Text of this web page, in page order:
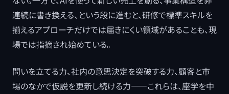
連続に書き換える、という段に進むと、研修で標準スキルを
揃えるアプローチだけでは届きにくい領域があることも、現
場では指摘され始めている。
問いを立てる力、社内の意思決定を突破する力、顧客と市
場のなかで仮説を更新し続ける力――これらは、座学を中